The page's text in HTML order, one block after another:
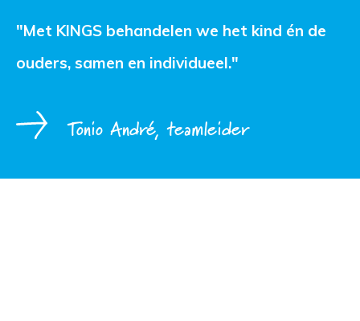
"Met KINGS behandelen we het kind én de
ouders, samen en individueel."
Tonio André, teamleider